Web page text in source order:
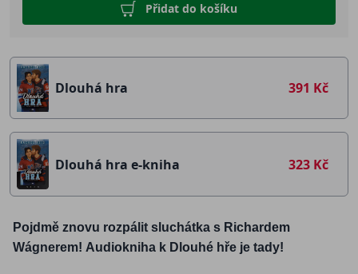
Přidat do košíku
Dlouhá hra 391 Kč
Dlouhá hra e-kniha 323 Kč
Pojdmě znovu rozpálit sluchátka s Richardem
Wágnerem! Audiokniha k Dlouhé hře je tady!